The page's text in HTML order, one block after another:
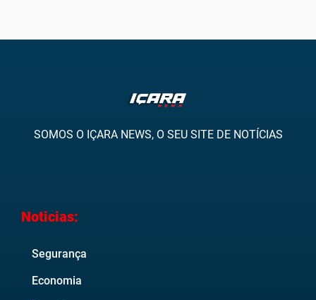
SOMOS O IÇARA NEWS, O SEU SITE DE NOTÍCIAS
Noticias:
Segurança
Economia